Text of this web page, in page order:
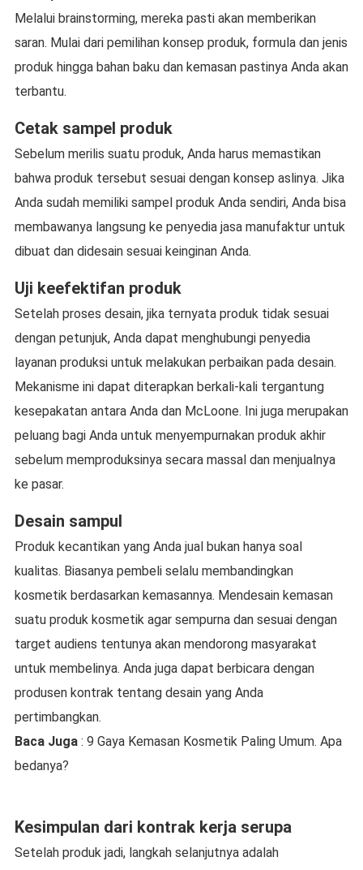
Melalui brainstorming, mereka pasti akan memberikan
saran. Mulai dari pemilihan konsep produk, formula dan jenis
produk hingga bahan baku dan kemasan pastinya Anda akan
terbantu.
Cetak sampel produk
Sebelum merilis suatu produk, Anda harus memastikan
bahwa produk tersebut sesuai dengan konsep aslinya. Jika
Anda sudah memiliki sampel produk Anda sendiri, Anda bisa
membawanya langsung ke penyedia jasa manufaktur untuk
dibuat dan didesain sesuai keinginan Anda.
Uji keefektifan produk
Setelah proses desain, jika ternyata produk tidak sesuai
dengan petunjuk, Anda dapat menghubungi penyedia
layanan produksi untuk melakukan perbaikan pada desain.
Mekanisme ini dapat diterapkan berkali-kali tergantung
kesepakatan antara Anda dan McLoone. Ini juga merupakan
peluang bagi Anda untuk menyempurnakan produk akhir
sebelum memproduksinya secara massal dan menjualnya
ke pasar.
Desain sampul
Produk kecantikan yang Anda jual bukan hanya soal
kualitas. Biasanya pembeli selalu membandingkan
kosmetik berdasarkan kemasannya. Mendesain kemasan
suatu produk kosmetik agar sempurna dan sesuai dengan
target audiens tentunya akan mendorong masyarakat
untuk membelinya. Anda juga dapat berbicara dengan
produsen kontrak tentang desain yang Anda
pertimbangkan.
Baca Juga: 9 Gaya Kemasan Kosmetik Paling Umum. Apa
bedanya?
Kesimpulan dari kontrak kerja serupa
Setelah produk jadi, langkah selanjutnya adalah